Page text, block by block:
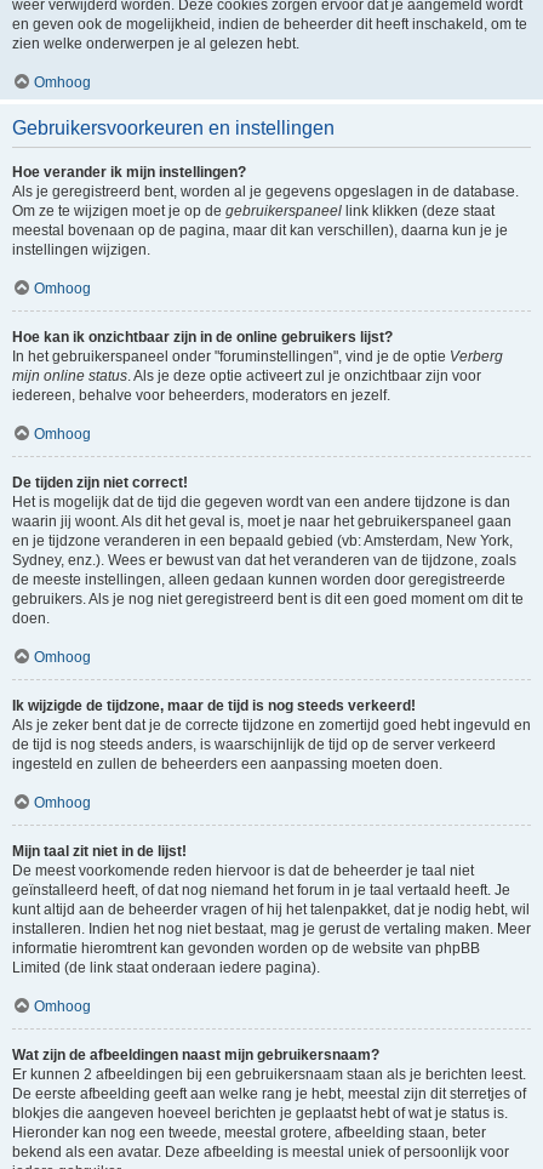
weer verwijderd worden. Deze cookies zorgen ervoor dat je aangemeld wordt
en geven ook de mogelijkheid, indien de beheerder dit heeft inschakeld, om te
zien welke onderwerpen je al gelezen hebt.
Omhoog
Gebruikersvoorkeuren en instellingen
Hoe verander ik mijn instellingen?
Als je geregistreerd bent, worden al je gegevens opgeslagen in de database.
Om ze te wijzigen moet je op de gebruikerspaneel link klikken (deze staat
meestal bovenaan op de pagina, maar dit kan verschillen), daarna kun je je
instellingen wijzigen.
Omhoog
Hoe kan ik onzichtbaar zijn in de online gebruikers lijst?
In het gebruikerspaneel onder "foruminstellingen", vind je de optie Verberg
mijn online status. Als je deze optie activeert zul je onzichtbaar zijn voor
iedereen, behalve voor beheerders, moderators en jezelf.
Omhoog
De tijden zijn niet correct!
Het is mogelijk dat de tijd die gegeven wordt van een andere tijdzone is dan
waarin jij woont. Als dit het geval is, moet je naar het gebruikerspaneel gaan
en je tijdzone veranderen in een bepaald gebied (vb: Amsterdam, New York,
Sydney, enz.). Wees er bewust van dat het veranderen van de tijdzone, zoals
de meeste instellingen, alleen gedaan kunnen worden door geregistreerde
gebruikers. Als je nog niet geregistreerd bent is dit een goed moment om dit te
doen.
Omhoog
Ik wijzigde de tijdzone, maar de tijd is nog steeds verkeerd!
Als je zeker bent dat je de correcte tijdzone en zomertijd goed hebt ingevuld en
de tijd is nog steeds anders, is waarschijnlijk de tijd op de server verkeerd
ingesteld en zullen de beheerders een aanpassing moeten doen.
Omhoog
Mijn taal zit niet in de lijst!
De meest voorkomende reden hiervoor is dat de beheerder je taal niet
geïnstalleerd heeft, of dat nog niemand het forum in je taal vertaald heeft. Je
kunt altijd aan de beheerder vragen of hij het talenpakket, dat je nodig hebt, wil
installeren. Indien het nog niet bestaat, mag je gerust de vertaling maken. Meer
informatie hieromtrent kan gevonden worden op de website van phpBB
Limited (de link staat onderaan iedere pagina).
Omhoog
Wat zijn de afbeeldingen naast mijn gebruikersnaam?
Er kunnen 2 afbeeldingen bij een gebruikersnaam staan als je berichten leest.
De eerste afbeelding geeft aan welke rang je hebt, meestal zijn dit sterretjes of
blokjes die aangeven hoeveel berichten je geplaatst hebt of wat je status is.
Hieronder kan nog een tweede, meestal grotere, afbeelding staan, beter
bekend als een avatar. Deze afbeelding is meestal uniek of persoonlijk voor